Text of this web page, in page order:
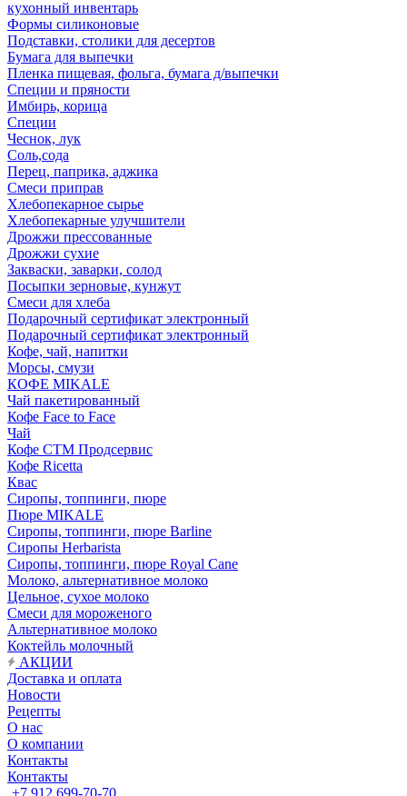
кухонный инвентарь
Формы силиконовые
Подставки, столики для десертов
Бумага для выпечки
Пленка пищевая, фольга, бумага д/выпечки
Специи и пряности
Имбирь, корица
Специи
Чеснок, лук
Соль,сода
Перец, паприка, аджика
Смеси приправ
Хлебопекарное сырье
Хлебопекарные улучшители
Дрожжи прессованные
Дрожжи сухие
Закваски, заварки, солод
Посыпки зерновые, кунжут
Смеси для хлеба
Подарочный сертификат электронный
Подарочный сертификат электронный
Кофе, чай, напитки
Морсы, смузи
КОФЕ MIKALE
Чай пакетированный
Кофе Face to Face
Чай
Кофе СТМ Продсервис
Кофе Ricetta
Квас
Сиропы, топпинги, пюре
Пюре MIKALE
Сиропы, топпинги, пюре Barline
Сиропы Herbarista
Сиропы, топпинги, пюре Royal Cane
Молоко, альтернативное молоко
Цельное, сухое молоко
Смеси для мороженого
Альтернативное молоко
Коктейль молочный
АКЦИИ
Доставка и оплата
Новости
Рецепты
О нас
О компании
Контакты
Контакты
+7 912 699-70-70